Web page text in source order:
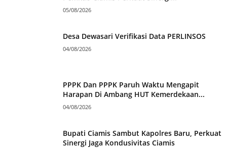
05/08/2026
Desa Dewasari Verifikasi Data PERLINSOS
04/08/2026
PPPK Dan PPPK Paruh Waktu Mengapit
Harapan Di Ambang HUT Kemerdekaan...
04/08/2026
Bupati Ciamis Sambut Kapolres Baru, Perkuat
Sinergi Jaga Kondusivitas Ciamis